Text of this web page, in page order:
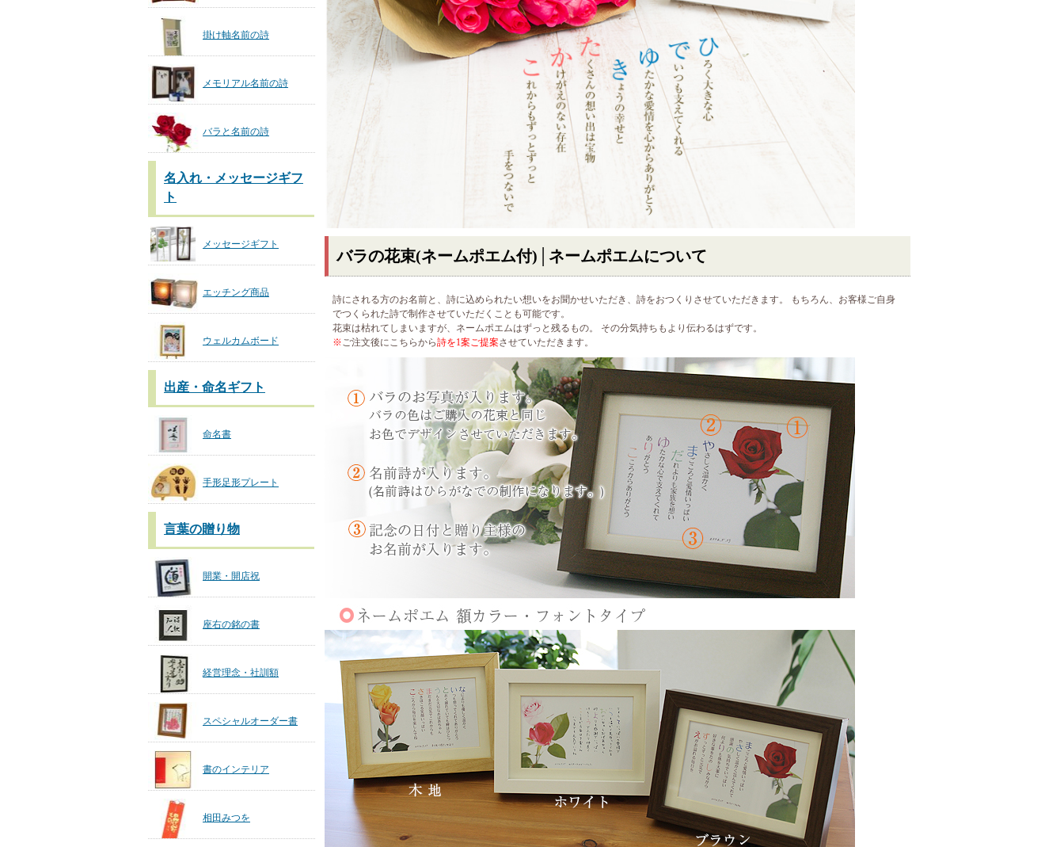
掛け軸名前の詩
メモリアル名前の詩
バラと名前の詩
名入れ・メッセージギフ
ト
メッセージギフト
エッチング商品
ウェルカムボード
出産・命名ギフト
命名書
手形足形プレート
言葉の贈り物
開業・開店祝
座右の銘の書
経営理念・社訓額
スペシャルオーダー書
書のインテリア
相田みつを
バラの花束(ネームポエム付)│ネームポエムについて
詩にされる方のお名前と、詩に込められたい想いをお聞かせいただき、詩をおつくりさせていただきます。 もちろん、お客様ご自身
でつくられた詩で制作させていただくことも可能です。
花束は枯れてしまいますが、ネームポエムはずっと残るもの。 その分気持ちもより伝わるはずです。
※ご注文後にこちらから詩を1案ご提案させていただきます。